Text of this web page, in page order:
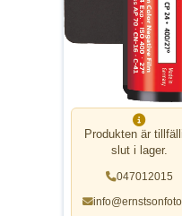
Produkten är
slut i lager.
047012015